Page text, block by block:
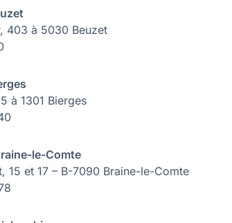
403 à 5030 Beuzet
à 1301 Bierges
le-Comte
15 et 17 – B-7090 Braine-le-Comte